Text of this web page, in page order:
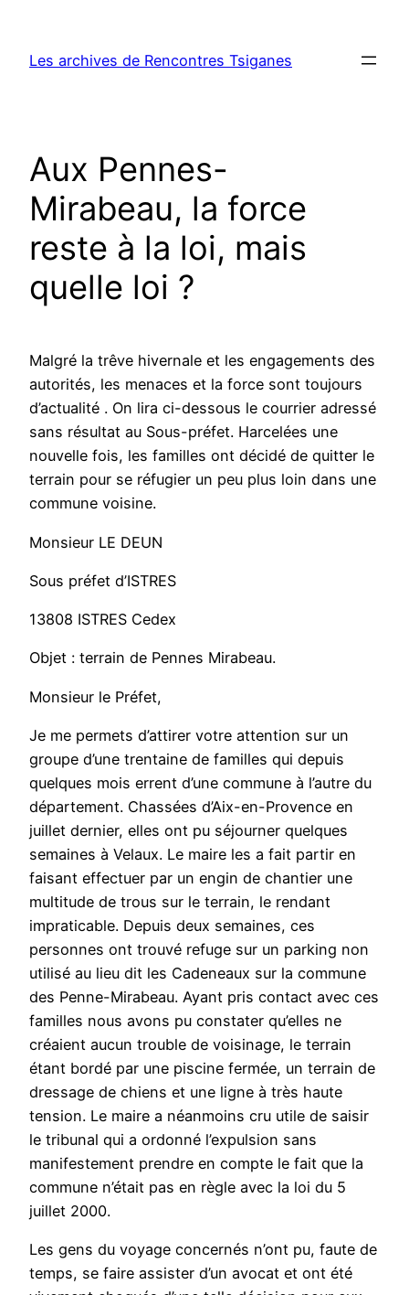
contenu
Les archives de Rencontres Tsiganes
Aux Pennes-
Mirabeau, la force
reste à la loi, mais
quelle loi ?
Malgré la trêve hivernale et les engagements des
autorités, les menaces et la force sont toujours
d’actualité . On lira ci-dessous le courrier adressé
sans résultat au Sous-préfet. Harcelées une
nouvelle fois, les familles ont décidé de quitter le
terrain pour se réfugier un peu plus loin dans une
commune voisine.
Monsieur LE DEUN
Sous préfet d’ISTRES
13808 ISTRES Cedex
Objet : terrain de Pennes Mirabeau.
Monsieur le Préfet,
Je me permets d’attirer votre attention sur un
groupe d’une trentaine de familles qui depuis
quelques mois errent d’une commune à l’autre du
département. Chassées d’Aix-en-Provence en
juillet dernier, elles ont pu séjourner quelques
semaines à Velaux. Le maire les a fait partir en
faisant effectuer par un engin de chantier une
multitude de trous sur le terrain, le rendant
impraticable. Depuis deux semaines, ces
personnes ont trouvé refuge sur un parking non
utilisé au lieu dit les Cadeneaux sur la commune
des Penne-Mirabeau. Ayant pris contact avec ces
familles nous avons pu constater qu’elles ne
créaient aucun trouble de voisinage, le terrain
étant bordé par une piscine fermée, un terrain de
dressage de chiens et une ligne à très haute
tension. Le maire a néanmoins cru utile de saisir
le tribunal qui a ordonné l’expulsion sans
manifestement prendre en compte le fait que la
commune n’était pas en règle avec la loi du 5
juillet 2000.
Les gens du voyage concernés n’ont pu, faute de
temps, se faire assister d’un avocat et ont été